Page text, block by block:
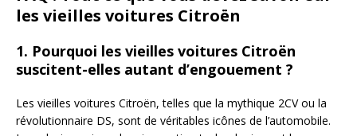
les vieilles voitures Citroën
1. Pourquoi les vieilles voitures Citroën
suscitent-elles autant d’engouement ?
Les vieilles voitures Citroën, telles que la mythique 2CV ou la
révolutionnaire DS, sont de véritables icônes de l’automobile.